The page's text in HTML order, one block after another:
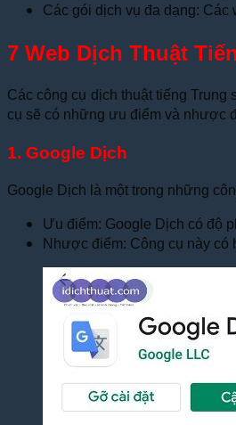
Các gói dịch vụ đa dạng:
7 Web Dịch Thuật
Các công cụ dịch thuật tiếng Trung
cụ sẽ có những ưu điểm và nhược
1. Google Dịch
Google Dịch là một trong những
Ưu điểm: Google Dịch có độ
Nhược điểm: Công cụ này có